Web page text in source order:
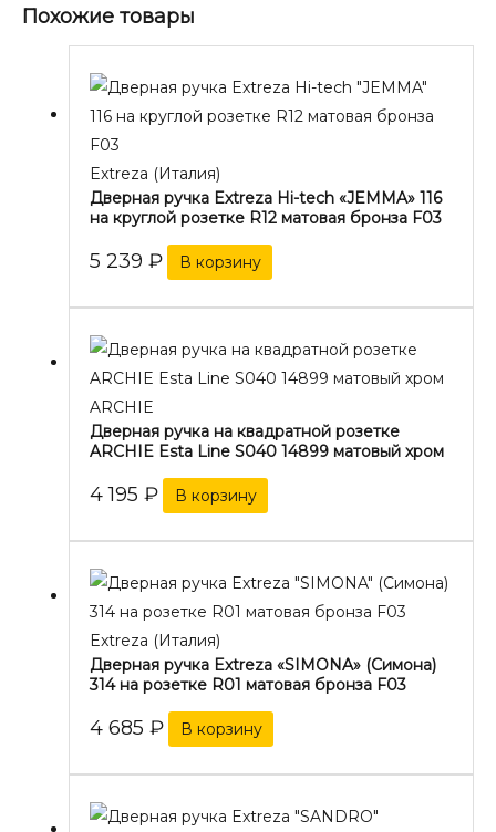
Похожие товары
Extreza (Италия)
Дверная ручка Extreza Hi-tech «JEMMA» 116
на круглой розетке R12 матовая бронза F03
5 239 ₽ В корзину
ARCHIE
Дверная ручка на квадратной розетке
ARCHIE Esta Line S040 14899 матовый хром
4 195 ₽ В корзину
Extreza (Италия)
Дверная ручка Extreza «SIMONA» (Симона)
314 на розетке R01 матовая бронза F03
4 685 ₽ В корзину